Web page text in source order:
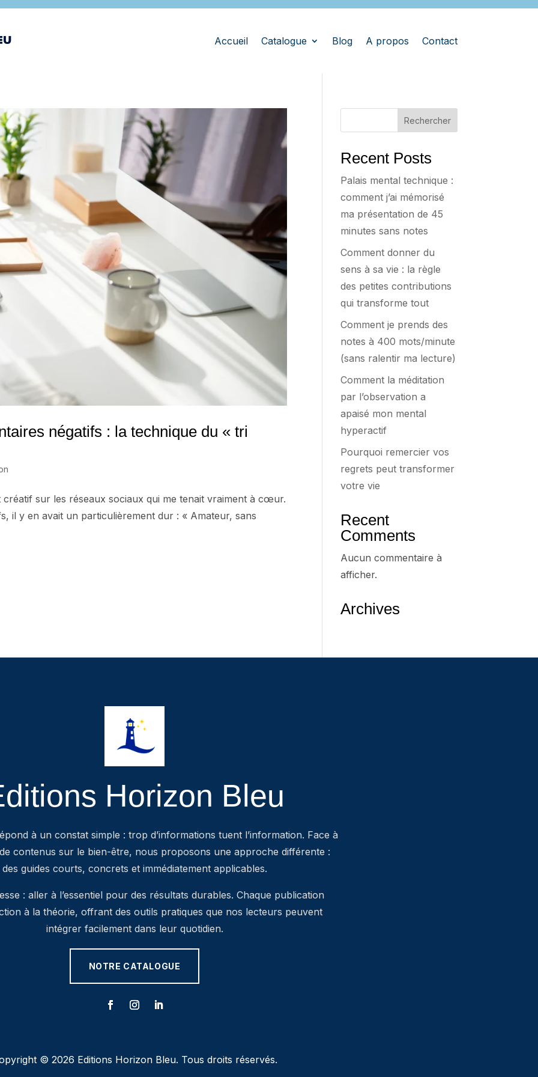
Accueil Catalogue Blog A propos Contact
négatifs : la technique du « tri
créatif sur les réseaux sociaux qui me tenait vraiment à cœur.
il y en avait un particulièrement dur : « Amateur, sans
Rechercher
Recent Posts
Palais mental technique :
comment j’ai mémorisé
ma présentation de 45
minutes sans notes
Comment donner du
sens à sa vie : la règle
des petites contributions
qui transforme tout
Comment je prends des
notes à 400 mots/minute
(sans ralentir ma lecture)
Comment la méditation
par l’observation a
apaisé mon mental
hyperactif
Pourquoi remercier vos
regrets peut transformer
votre vie
Recent
Comments
Aucun commentaire à
afficher.
Archives
Horizon Bleu
à un constat simple : trop d’informations tuent l’information. Face à
contenus sur le bien-être, nous proposons une approche différente :
des guides courts, concrets et immédiatement applicables.
: aller à l’essentiel pour des résultats durables. Chaque publication
à la théorie, offrant des outils pratiques que nos lecteurs peuvent
intégrer facilement dans leur quotidien.
NOTRE CATALOGUE
© 2026 Editions Horizon Bleu. Tous droits réservés.